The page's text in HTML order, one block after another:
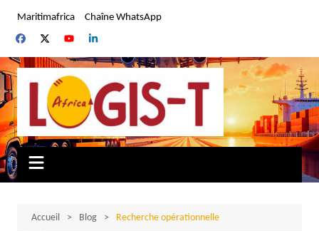
contenu
Maritimafrica Chaîne WhatsApp
Accueil Blog Recherche opérationnelle